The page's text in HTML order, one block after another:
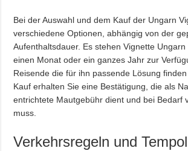
Bei der Auswahl und dem Kauf der Ungarn
verschiedene Optionen, abhängig von der
Aufenthaltsdauer. Es stehen Vignette Ungarn
einen Monat oder ein ganzes Jahr zur
Reisende die für ihn passende Lösung
Kauf erhalten Sie eine Bestätigung, die als
entrichtete Mautgebühr dient und bei Bedarf
muss.
Verkehrsregeln und